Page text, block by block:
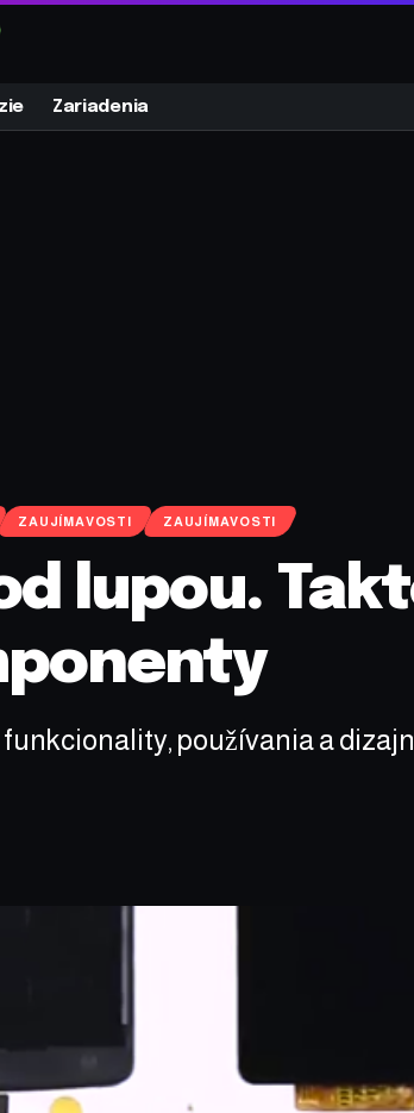
Zariadenia
ZAUJÍMAVOSTI ZAUJÍMAVOSTI
lupou.
používania a